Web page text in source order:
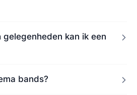
kan ik een
bands?